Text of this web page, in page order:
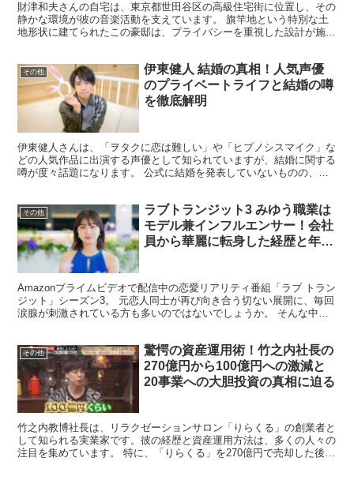
財津和夫さんの自宅は、東京都世田谷区の高級住宅街に位置し、その
静かな環境が彼の音楽活動を支えています。 旗竿地という特別な土
地形状に建てられたこの豪邸は、プライバシーを重視した設計が施さ
その他
伊東健人 結婚の真相！人気声優
のプライベートライフと結婚の噂
を徹底解明
伊東健人さんは、「ヲタクに恋は難しい」や「ヒプノシスマイク」な
どの人気作品に出演する声優として知られていますが、結婚に関する
噂が度々話題になります。 公式に結婚を発表していないものの、彼
その他
ラブトランジット3 みゆう職業は
モデル兼インフルエンサー！会社
員から華麗に転身した経歴と年収
Amazonプライムビデオで配信中の恋愛リアリティ番組「ラブ トラン
ジット」シーズン3。 元恋人同士が再び向き合う切ない展開に、毎回
涙腺が刺激されている方も多いのではないでしょうか。 そんな中、
その他
驚愕の資産運用術！竹之内社長の
270億円から100億円への激減と
20事業への大胆投資の真相に迫る
竹之内教博社長は、リラクゼーションサロン「りらくる」の創業者と
して知られる実業家です。彼の経歴と資産運用方法は、多くの人々の
注目を集めています。 特に、「りらくる」を270億円で売却した後の